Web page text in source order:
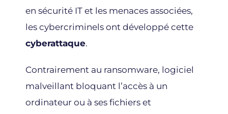
en sécurité IT et les menaces associées,
les cybercriminels ont développé cette
cyberattaque.
Contrairement au ransomware, logiciel
malveillant bloquant l’accès à un
ordinateur ou à ses fichiers et